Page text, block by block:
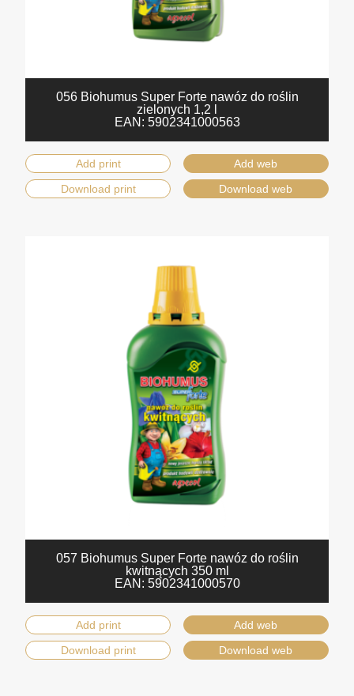
056 Biohumus Super Forte nawóz do roślin
zielonych 1,2 l
EAN: 5902341000563
Add print
Add web
Download print
Download web
057 Biohumus Super Forte nawóz do roślin
kwitnących 350 ml
EAN: 5902341000570
Add print
Add web
Download print
Download web